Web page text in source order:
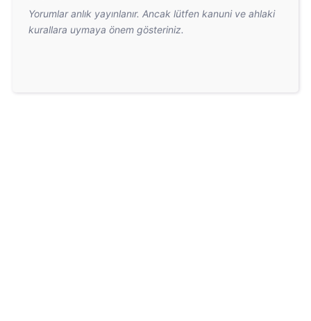
Yorumlar anlık yayınlanır. Ancak lütfen kanuni ve ahlaki
kurallara uymaya önem gösteriniz.